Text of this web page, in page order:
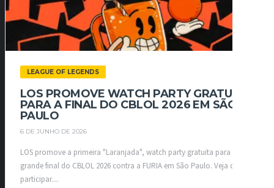
LEAGUE OF LEGENDS
LOS PROMOVE WATCH PARTY GRATUITA
PARA A FINAL DO CBLOL 2026 EM SÃO
PAULO
6 DE JUNHO DE 2026
LOS promove a primeira "Laranjada", watch party gratuita para a
grande final do CBLOL 2026 contra a FURIA em São Paulo. Veja como
participar....